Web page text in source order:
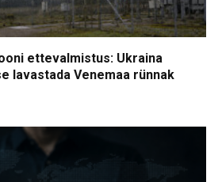
ettevalmistus: Ukraina
lavastada Venemaa rünnak